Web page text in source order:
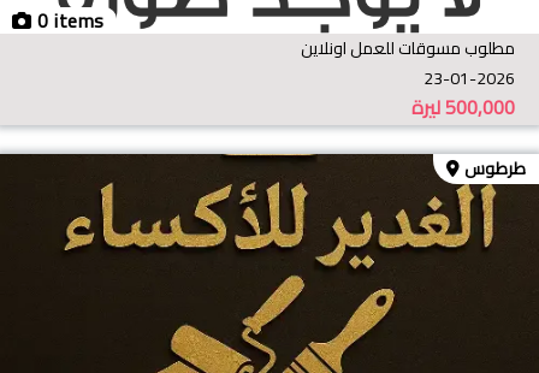
0 items
مطلوب مسوقات للعمل اونلاين
23-01-2026
ليرة500,000
طرطوس